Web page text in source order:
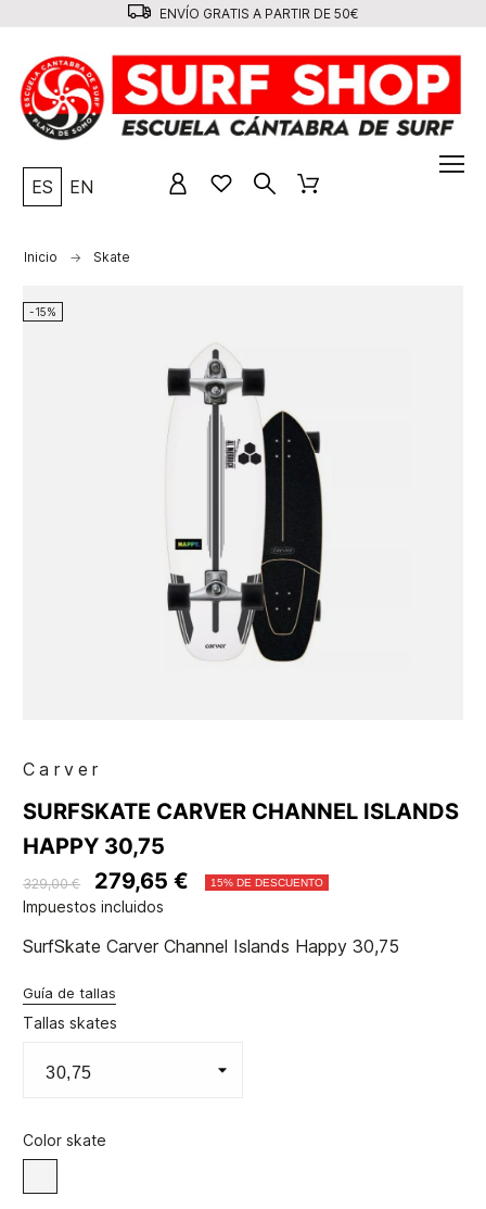
ENVÍO GRATIS A PARTIR DE 50€
ES EN
Inicio Skate
-15%
Carver
SURFSKATE CARVER CHANNEL ISLANDS
HAPPY 30,75
329,00 € 279,65 € 15% DE DESCUENTO
Impuestos incluidos
SurfSkate Carver Channel Islands Happy 30,75
Guía de tallas
Tallas skates
Color skate